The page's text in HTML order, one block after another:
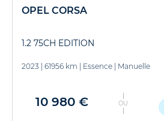
OPEL CORSA
1.2 75CH EDITION
2023 61956 km Essence Manuelle
10 980 € OU